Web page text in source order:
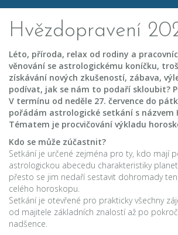
Hvězdopravení
Léto, příroda, relax od rodiny a
věnování se astrologickému koníčku,
získávání nových zkušeností, zábava,
podívat, jak se nám to podaří skloubit?
V termínu od neděle 27. července do
pořádám astrologické setkání s názvem
Tématem je procvičování výkladu
Kdo se může zúčastnit?
Setkání je určené zejména pro ty, kdo mají
astrologickou abecedu charakteristiky
přesto se jim nedaří sestavit dohromady
celého horoskopu.
Setkání je otevřené pro prakticky všechny
od majitele základních znalostí až po
nadšence.